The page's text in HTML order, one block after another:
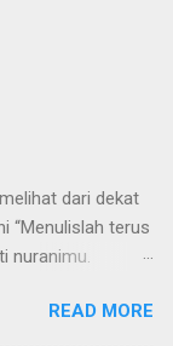
dari dekat
“Menulislah terus
nuranimu.
tulisanmu itu
READ MORE